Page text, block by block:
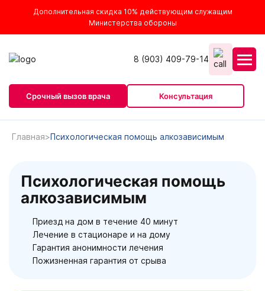
Дополнительная скидка 10% действующим служащим
Министерства обороны
8 (903) 409-79-14
Срочный вызов врача Консультация
Главная Психологическая помощь алкозависимым
Психологическая помощь
алкозависимым
Приезд на дом в течение 40 минут
Лечение в стационаре и на дому
Гарантия анонимности лечения
Пожизненная гарантия от срыва